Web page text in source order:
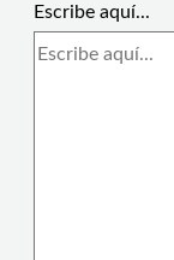
Escribe aquí...